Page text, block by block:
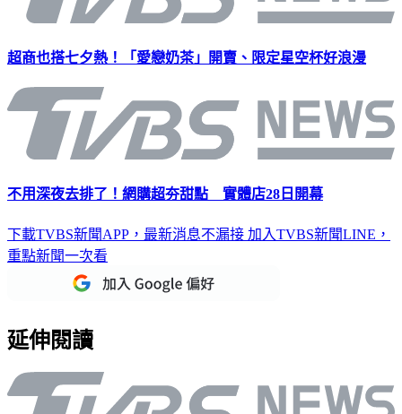
超商也搭七夕熱！「愛戀奶茶」開賣、限定星空杯好浪漫
不用深夜去排了！網購超夯甜點 實體店28日開幕
下載TVBS新聞APP，最新消息不漏接 加入TVBS新聞LINE，
重點新聞一次看
延伸閱讀